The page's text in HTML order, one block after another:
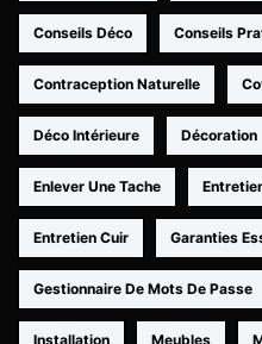
Conseils Déco Conseils
Contraception Naturelle
Déco Intérieure Décoration
Enlever Une Tache
Entretien Cuir Garanties
Gestionnaire De Mots De Passe
Installation Meubles